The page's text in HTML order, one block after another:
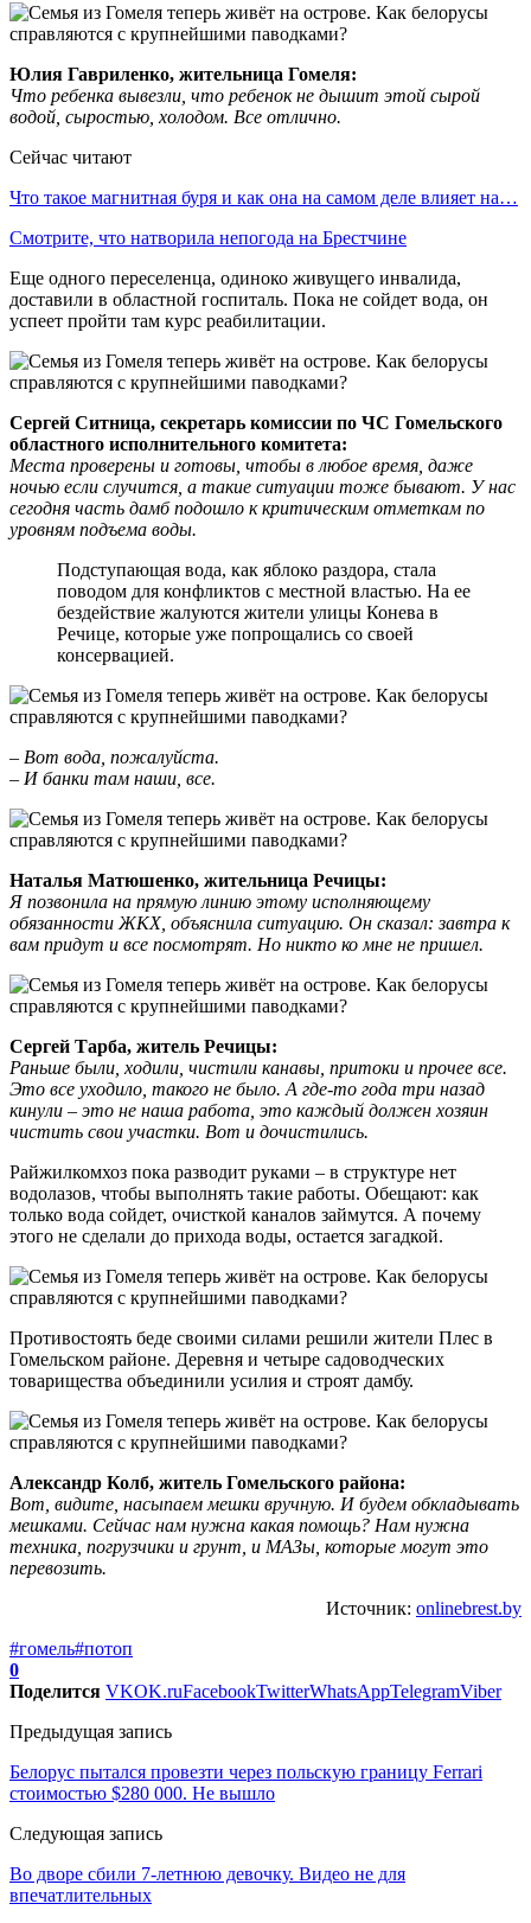
Юлия Гавриленко, жительница Гомеля:
Что ребенка вывезли, что ребенок не дышит этой сырой
водой, сыростью, холодом. Все отлично.
Сейчас читают
Что такое магнитная буря и как она на самом деле влияет на…
Смотрите, что натворила непогода на Брестчине
Еще одного переселенца, одиноко живущего инвалида,
доставили в областной госпиталь. Пока не сойдет вода, он
успеет пройти там курс реабилитации.
Сергей Ситница, секретарь комиссии по ЧС Гомельского
областного исполнительного комитета:
Места проверены и готовы, чтобы в любое время, даже
ночью если случится, а такие ситуации тоже бывают. У нас
сегодня часть дамб подошло к критическим отметкам по
уровням подъема воды.
Подступающая вода, как яблоко раздора, стала
поводом для конфликтов с местной властью. На ее
бездействие жалуются жители улицы Конева в
Речице, которые уже попрощались со своей
консервацией.
– Вот вода, пожалуйста.
– И банки там наши, все.
Наталья Матюшенко, жительница Речицы:
Я позвонила на прямую линию этому исполняющему
обязанности ЖКХ, объяснила ситуацию. Он сказал: завтра к
вам придут и все посмотрят. Но никто ко мне не пришел.
Сергей Тарба, житель Речицы:
Раньше были, ходили, чистили канавы, притоки и прочее все.
Это все уходило, такого не было. А где-то года три назад
кинули – это не наша работа, это каждый должен хозяин
чистить свои участки. Вот и дочистились.
Райжилкомхоз пока разводит руками – в структуре нет
водолазов, чтобы выполнять такие работы. Обещают: как
только вода сойдет, очисткой каналов займутся. А почему
этого не сделали до прихода воды, остается загадкой.
Противостоять беде своими силами решили жители Плес в
Гомельском районе. Деревня и четыре садоводческих
товарищества объединили усилия и строят дамбу.
Александр Колб, житель Гомельского района:
Вот, видите, насыпаем мешки вручную. И будем обкладывать
мешками. Сейчас нам нужна какая помощь? Нам нужна
техника, погрузчики и грунт, и МАЗы, которые могут это
перевозить.
Источник: onlinebrest.by
#гомель#потоп
0
Поделится VKOK.ruFacebookTwitterWhatsAppTelegramViber
Предыдущая запись
Белорус пытался провезти через польскую границу Ferrari
стоимостью $280 000. Не вышло
Следующая запись
Во дворе сбили 7-летнюю девочку. Видео не для
впечатлительных